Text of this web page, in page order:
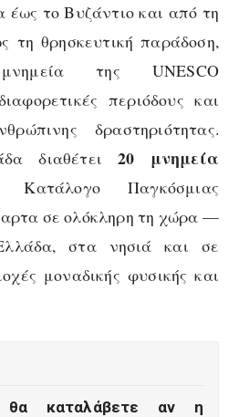
το Βυζάντιο και από τη
τη θρησκευτική παράδοση,
της UNESCO
περιόδους και
δραστηριότητας.
διαθέτει20 μνημεία
Κατάλογο Παγκόσμιας
σε ολόκληρη τη χώρα —
στα νησιά και σε
μοναδικής φυσικής και
καταλάβετε αν η